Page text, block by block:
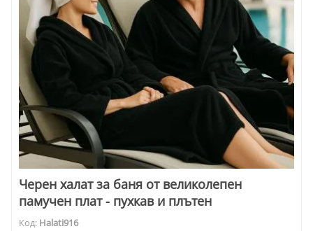
Черен халат за баня от великолепен
памучен плат - пухкав и плътен
Код: Halati916